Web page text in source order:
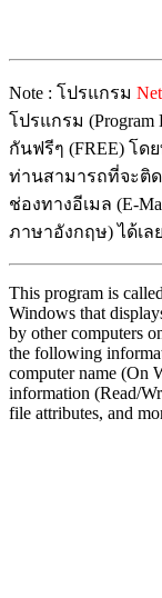
Note : โปรแกรม
โปรแกรม
กันฟรีๆ (FREE) โด
ท่านสามารถที่จะติ
ช่องทางอีเมล (E-
ภาษาอังกฤษ) ได้เล
This program is
Windows that
by other computers
the following
computer name (On
information (Read/
file attributes, and